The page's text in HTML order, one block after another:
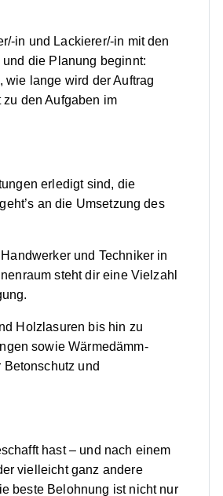
in und Lackierer/-in mit den
die Planung beginnt:
lange wird der Auftrag
den Aufgaben im
erledigt sind, die
an die Umsetzung des
und Techniker in
steht dir eine Vielzahl
Holzlasuren bis hin zu
sowie Wärmedämm-
und
hast – und nach einem
vielleicht ganz andere
beste Belohnung ist nicht nur